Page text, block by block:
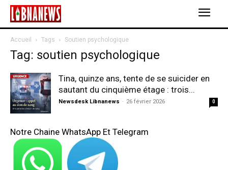
Accueil Tags Soutien psychologique
Tag: soutien psychologique
Tina, quinze ans, tente de se suicider en
sautant du cinquième étage : trois...
Newsdesk Libnanews - 26 février 2026 0
Notre Chaine WhatsApp Et Telegram